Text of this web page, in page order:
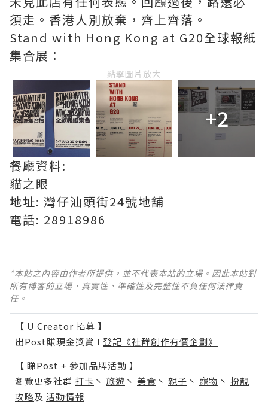
須走。香港人別放棄，齊上齊落。
Stand with Hong Kong at G20全球報紙
集合展：
點擊圖片放大
+2
餐廳資料:
貓之眼
地址: 灣仔汕頭街24號地舖
電話: 28918986
*本站之內容由作者所提供，並不代表本站的立場。因此本站對
所有博客的立場、真實性、準確性及完整性不負任何法律責
任。
【 U Creator 招募 】
出Post賺現金獎賞 l 登記《社群創作有價企劃》
【 睇Post + 參加品牌活動 】
瀏覽更多社群 打卡 丶 旅遊 丶 美食 丶 親子 丶 寵物 丶 扮靚
攻略及 活動情報